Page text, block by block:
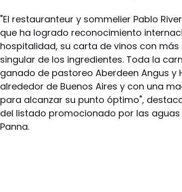
"El restauranteur y sommelier Pablo
que ha logrado reconocimiento
hospitalidad, su carta de vinos con
singular de los ingredientes. Toda la
ganado de pastoreo Aberdeen Angus y
alrededor de Buenos Aires y con una
para alcanzar su punto óptimo",
del listado promocionado por las aguas
Panna.